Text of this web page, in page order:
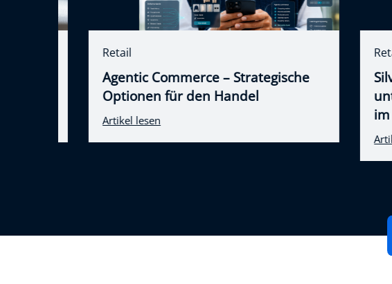
Retail
Agentic Commerce – Strategische
Optionen für den Handel
Artikel lesen
Retail
im
Artikel